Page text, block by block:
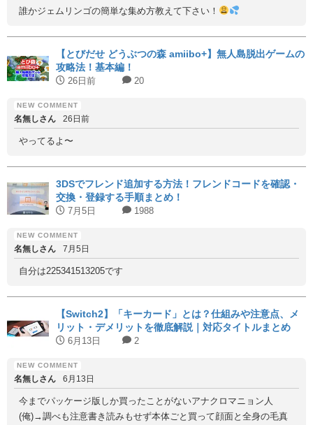
誰かジェムリンゴの簡単な集め方教えて下さい！
【とびだせ どうぶつの森 amiibo+】無人島脱出ゲームの
攻略法！基本編！
26日前 20
名無しさん 26日前
やってるよ〜
3DSでフレンド追加する方法！フレンドコードを確認・
交換・登録する手順まとめ！
7月5日 1988
名無しさん 7月5日
自分は225341513205です
【Switch2】「キーカード」とは？仕組みや注意点、メ
リット・デメリットを徹底解説｜対応タイトルまとめ
6月13日 2
名無しさん 6月13日
今までパッケージ版しか買ったことがないアナクロマニョン人
(俺)→調べも注意書き読みもせず本体ごと買って顔面と全身の毛真